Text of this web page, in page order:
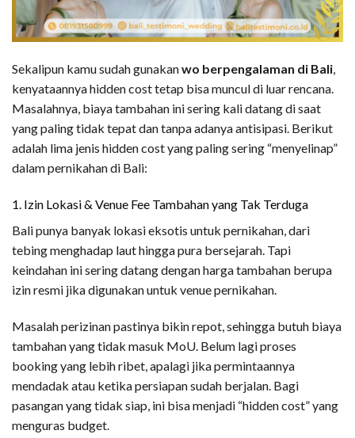
Sekalipun kamu sudah gunakanwo berpengalaman di Bali,
kenyataannya hidden cost tetap bisa muncul di luar rencana.
Masalahnya, biaya tambahan ini sering kali datang di saat
yang paling tidak tepat dan tanpa adanya antisipasi. Berikut
adalah lima jenis hidden cost yang paling sering “menyelinap”
dalam pernikahan di Bali:
1. Izin Lokasi & Venue Fee Tambahan yang Tak Terduga
Bali punya banyak lokasi eksotis untuk pernikahan, dari
tebing menghadap laut hingga pura bersejarah. Tapi
keindahan ini sering datang dengan harga tambahan berupa
izin resmi jika digunakan untuk venue pernikahan.
Masalah perizinan pastinya bikin repot, sehingga butuh biaya
tambahan yang tidak masuk MoU. Belum lagi proses
booking yang lebih ribet, apalagi jika permintaannya
mendadak atau ketika persiapan sudah berjalan. Bagi
pasangan yang tidak siap, ini bisa menjadi “hidden cost” yang
menguras budget.